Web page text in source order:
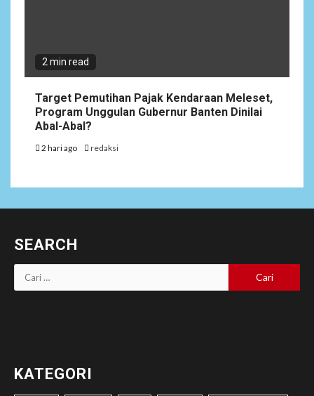
2 min read
Target Pemutihan Pajak Kendaraan Meleset,
Program Unggulan Gubernur Banten Dinilai
Abal-Abal?
2 hari ago redaksi
SEARCH
Cari
untuk:
KATEGORI